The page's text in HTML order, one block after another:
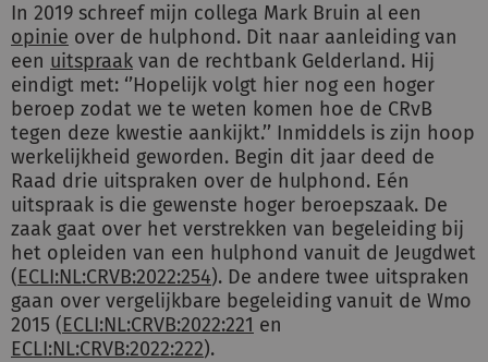
In 2019 schreef mijn collega Mark Bruin al een
opinie over de hulphond. Dit naar aanleiding van
een uitspraak van de rechtbank Gelderland. Hij
eindigt met: ‘’Hopelijk volgt hier nog een hoger
beroep zodat we te weten komen hoe de CRvB
tegen deze kwestie aankijkt.’’ Inmiddels is zijn hoop
werkelijkheid geworden. Begin dit jaar deed de
Raad drie uitspraken over de hulphond. Eén
uitspraak is die gewenste hoger beroepszaak. De
zaak gaat over het verstrekken van begeleiding bij
het opleiden van een hulphond vanuit de Jeugdwet
(ECLI:NL:CRVB:2022:254). De andere twee uitspraken
gaan over vergelijkbare begeleiding vanuit de Wmo
2015 (ECLI:NL:CRVB:2022:221 en
ECLI:NL:CRVB:2022:222).